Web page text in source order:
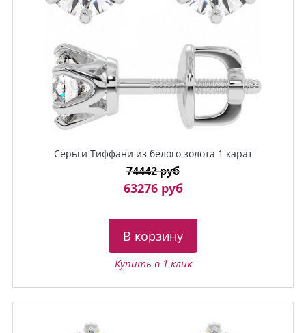
Серьги Тиффани из белого золота 1 карат
74442 руб
63276 руб
В корзину
Купить в 1 клик